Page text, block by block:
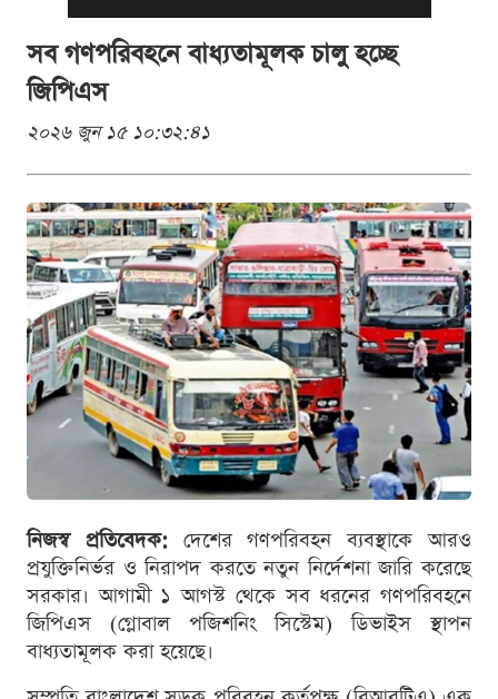
সব গণপরিবহনে বাধ্যতামূলক চালু হচ্ছে
জিপিএস
২০২৬ জুন ১৫ ১০:৩২:৪১
নিজস্ব প্রতিবেদক:দেশের গণপরিবহন ব্যবস্থাকে আরও
প্রযুক্তিনির্ভর ও নিরাপদ করতে নতুন নির্দেশনা জারি করেছে
সরকার। আগামী ১ আগস্ট থেকে সব ধরনের গণপরিবহনে
জিপিএস (গ্লোবাল পজিশনিং সিস্টেম) ডিভাইস স্থাপন
বাধ্যতামূলক করা হয়েছে।